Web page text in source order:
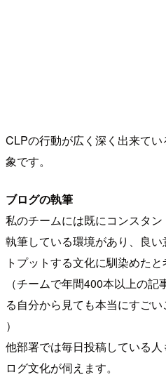
CLPの行動が広く深く出来て
象です。
ブログの執筆
私のチームには既にコンスタ
執筆している環境があり、良
トプットする文化に馴染めたと
（チームで年間400本以上の
る自分から見ても本当にすごい
）
他部署では毎日投稿している
ログ文化が伺えます。